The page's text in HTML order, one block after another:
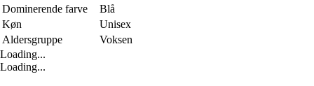
Dominerende farve
Blå
Køn
Unisex
Aldersgruppe
Voksen
Loading...
Loading...